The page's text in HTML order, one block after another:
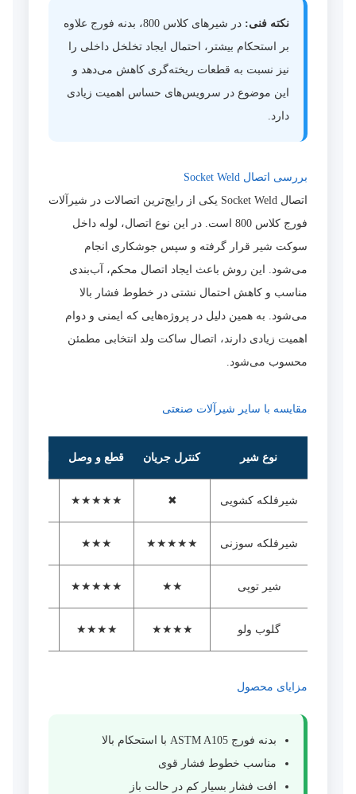
نکته فنی:
در شیرهای کلاس 800، بدنه فورج علاوه
بر استحکام بیشتر، احتمال ایجاد تخلخل داخلی را
نیز نسبت به قطعات ریخته‌گری کاهش می‌دهد و
این موضوع در سرویس‌های حساس اهمیت زیادی
دارد.
بررسی اتصال Socket Weld
اتصال Socket Weld یکی از رایج‌ترین اتصالات در شیرآلات
فورج کلاس 800 است. در این نوع اتصال، لوله داخل
سوکت شیر قرار گرفته و سپس جوشکاری انجام
می‌شود. این روش باعث ایجاد اتصال محکم، آب‌بندی
مناسب و کاهش احتمال نشتی در خطوط فشار بالا
می‌شود. به همین دلیل در پروژه‌هایی که ایمنی و دوام
اهمیت زیادی دارند، اتصال ساکت ولد انتخابی مطمئن
محسوب می‌شود.
مقایسه با سایر شیرآلات صنعتی
نوع شیر کنترل جریان قطع و وصل
شیرفلکه کشویی ✖
★★★★★
شیرفلکه سوزنی ★★★★★
★★★
شیر توپی ★★
★★★★★
گلوب ولو ★★★★
★★★★
مزایای محصول
بدنه فورج ASTM A105 با استحکام بالا
مناسب خطوط فشار قوی
افت فشار بسیار کم در حالت باز